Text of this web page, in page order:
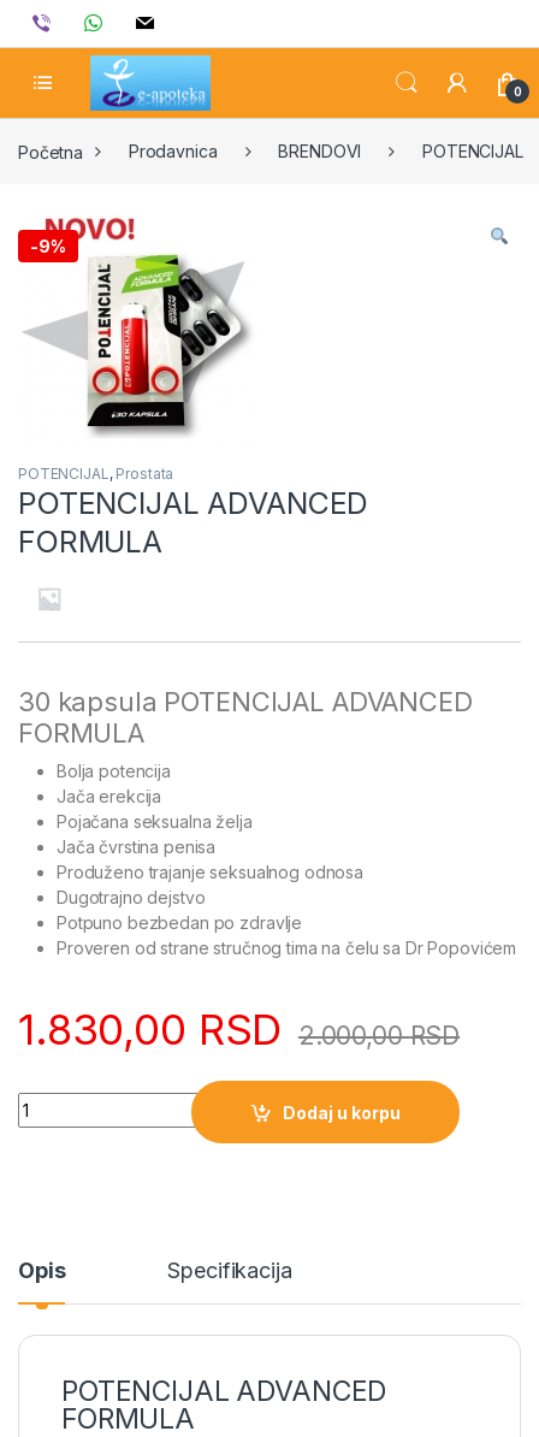
Skip to navigation
Skip to content
viber whatsappmail
0
Početna Prodavnica BRENDOVI POTENCIJAL
-9%
POTENCIJAL, Prostata
POTENCIJAL ADVANCED
FORMULA
30 kapsula POTENCIJAL ADVANCED
FORMULA
Bolja potencija
Jača erekcija
Pojačana seksualna želja
Jača čvrstina penisa
Produženo trajanje seksualnog odnosa
Dugotrajno dejstvo
Potpuno bezbedan po zdravlje
Proveren od strane stručnog tima na čelu sa Dr Popovićem
1.830,00 RSD 2.000,00RSD
Quantity
Dodaj u korpu
Opis Specifikacija
POTENCIJAL ADVANCED
FORMULA